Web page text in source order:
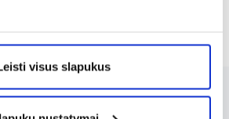
visus slapukus
intymios higienos priemonių